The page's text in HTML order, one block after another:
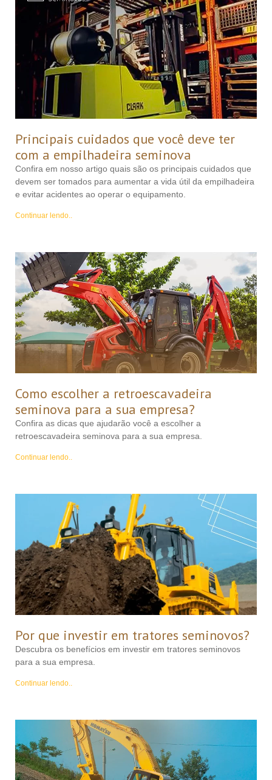
Principais cuidados que você deve ter
com a empilhadeira seminova
Confira em nosso artigo quais são os principais cuidados que
devem ser tomados para aumentar a vida útil da empilhadeira
e evitar acidentes ao operar o equipamento.
Continuar lendo..
Como escolher a retroescavadeira
seminova para a sua empresa?
Confira as dicas que ajudarão você a escolher a
retroescavadeira seminova para a sua empresa.
Continuar lendo..
Por que investir em tratores seminovos?
Descubra os benefícios em investir em tratores seminovos
para a sua empresa.
Continuar lendo..